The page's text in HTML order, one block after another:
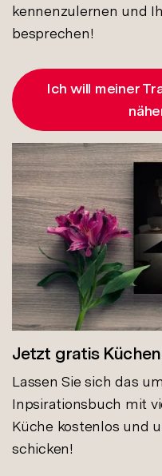
kennenzulernen und
besprechen!
Ich will meiner
Jetzt gratis
Lassen Sie sich das
Inpsirationsbuch mit
Küche kostenlos und
schicken!